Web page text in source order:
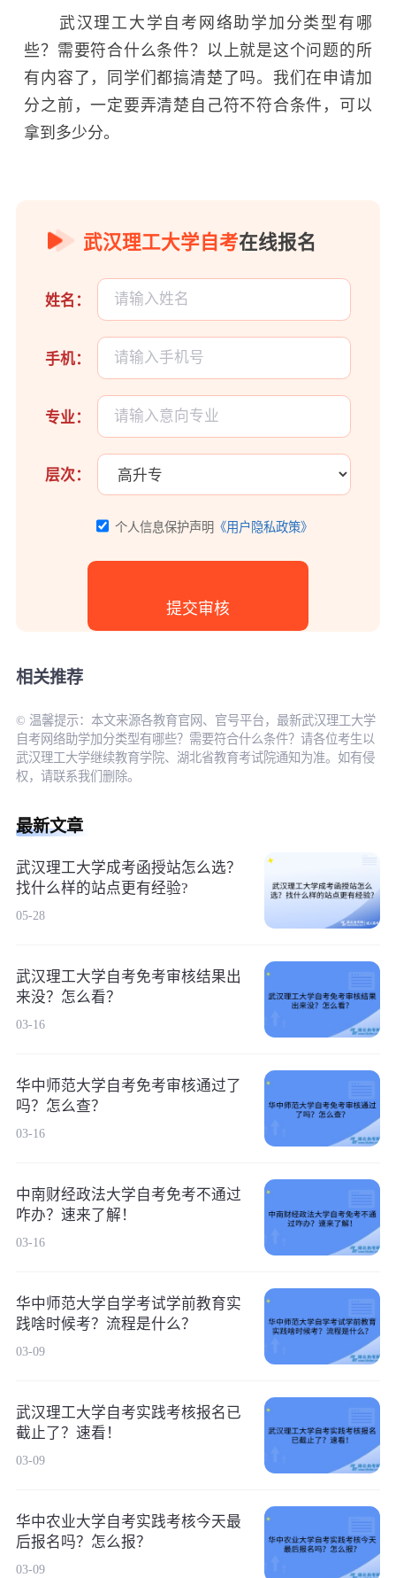
武汉理工大学自考网络助学加分类型有哪
些？需要符合什么条件？以上就是这个问题的所
有内容了，同学们都搞清楚了吗。我们在申请加
分之前，一定要弄清楚自己符不符合条件，可以
拿到多少分。
武汉理工大学自考在线报名
姓名：
手机：
专业：
层次：
个人信息保护声明 《用户隐私政策》
相关推荐
© 温馨提示：本文来源各教育官网、官号平台，最新武汉理工大学
自考网络助学加分类型有哪些？需要符合什么条件？请各位考生以
武汉理工大学继续教育学院、湖北省教育考试院通知为准。如有侵
权，请联系我们删除。
最新文章
武汉理工大学成考函授站怎么选？
找什么样的站点更有经验?
05-28
武汉理工大学自考免考审核结果出
来没？怎么看？
03-16
华中师范大学自考免考审核通过了
吗？怎么查？
03-16
中南财经政法大学自考免考不通过
咋办？速来了解！
03-16
华中师范大学自学考试学前教育实
践啥时候考？流程是什么？
03-09
武汉理工大学自考实践考核报名已
截止了？速看！
03-09
华中农业大学自考实践考核今天最
后报名吗？怎么报？
03-09